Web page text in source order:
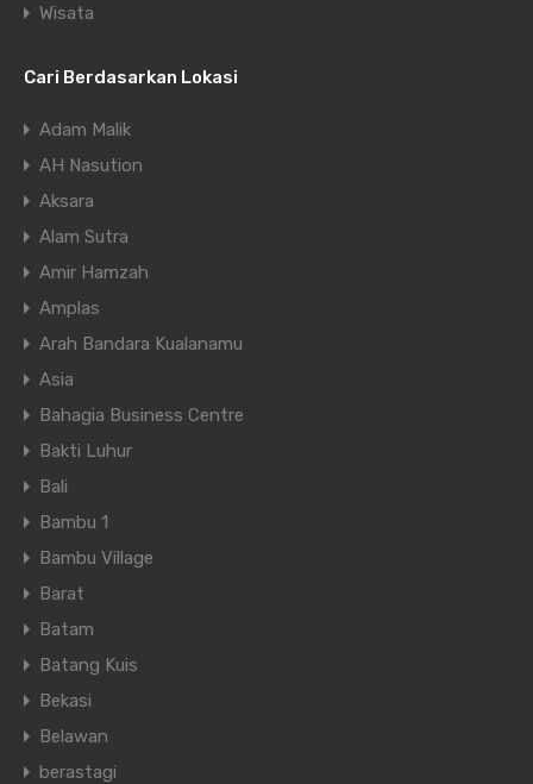
Wisata
Cari Berdasarkan Lokasi
Adam Malik
AH Nasution
Aksara
Alam Sutra
Amir Hamzah
Amplas
Arah Bandara Kualanamu
Asia
Bahagia Business Centre
Bakti Luhur
Bali
Bambu 1
Bambu Village
Barat
Batam
Batang Kuis
Bekasi
Belawan
berastagi